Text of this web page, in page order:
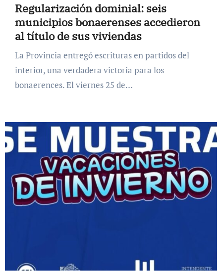
Regularización dominial: seis
municipios bonaerenses accedieron
al título de sus viviendas
La Provincia entregó escrituras en partidos del
interior, una verdadera victoria para los
bonaerences. El viernes 25 de…